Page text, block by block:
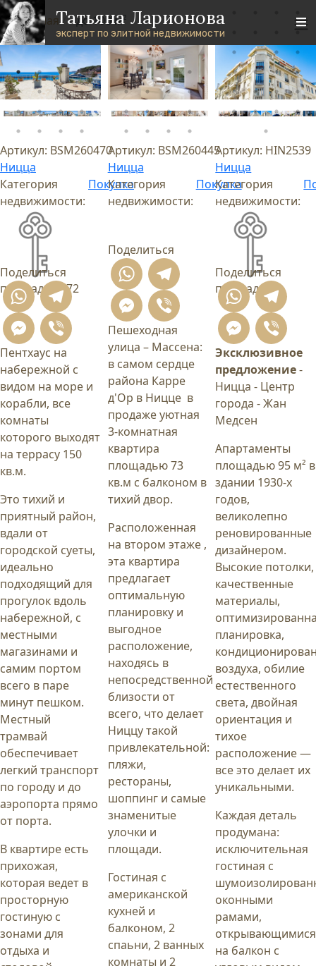
Перейти к основному содержанию
Skip to footer contentТатьяна Ларионова
эксперт по элитной недвижимости
Главная до 100 м²
Артикул: BSM260470
Ницца
Категория
недвижимости:
Покупка
площадь 74.72
Поделиться
WhatsApp
Telegram
Messenger
Viber
Пентхаус на
набережной с
видом на море и
корабли, все
комнаты
которого выходят
на террасу 150
кв.м.
Это тихий и
приятный район,
вдали от
городской суеты,
идеально
подходящий для
прогулок вдоль
набережной, с
местными
магазинами и
самим портом
всего в паре
минут пешком.
Местный
трамвай
обеспечивает
легкий транспорт
по городу и до
аэропорта прямо
от порта.
В квартире есть
прихожая,
которая ведет в
просторную
гостиную с
зонами для
отдыха и
Артикул: BSM260445
Ницца
Категория
недвижимости:
Покупка
Поделиться
WhatsApp
Telegram
Messenger
Viber
Пешеходная
улица – Массена:
в самом сердце
района Карре
д'Ор в Ницце в
продаже уютная
3-комнатная
квартира
площадью 73
кв.м с балконом в
тихий двор.
Расположенная
на втором этаже ,
эта квартира
предлагает
оптимальную
планировку и
выгодное
расположение,
находясь в
непосредственной
близости от
всего, что делает
Ниццу такой
привлекательной:
пляжи,
рестораны,
шоппинг и самые
знаменитые
улочки и
площади.
Гостиная с
американской
кухней и
балконом, 2
спаьни, 2 ванных
комнаты и 2
Артикул: HIN2539
Ницца
Категория
недвижимости:
площадь 95
Поделиться
Эксклюзивное
предложение-
Ницца - Центр
города - Жан
Медсен
Апартаменты
площадью 95 м² в
здании 1930-х
годов,
великолепно
реновированные
дизайнером.
Высокие потолки,
качественные
материалы,
планировка,
воздуха, обилие
естественного
света, двойная
ориентация и
тихое
расположение —
все это делает их
уникальными.
Каждая деталь
продумана:
исключительная
гостиная с
оконными
рамами,
открывающимися
на балкон с